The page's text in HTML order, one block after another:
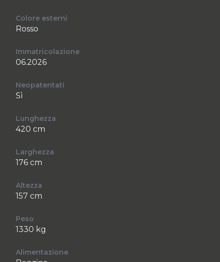
Colore esterni
Rosso
Immatricolazione
06.2026
Neopatentati
Sì
Lunghezza
420 cm
Larghezza
176 cm
Altezza
157 cm
Peso
1330 kg
Alimentazione